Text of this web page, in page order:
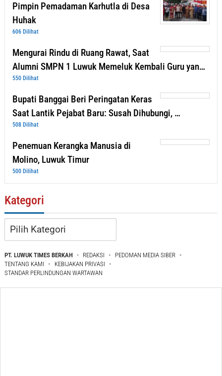
Pimpin Pemadaman Karhutla di Desa
Huhak
606 Dilihat
Mengurai Rindu di Ruang Rawat, Saat
Alumni SMPN 1 Luwuk Memeluk Kembali Guru yan…
550 Dilihat
Bupati Banggai Beri Peringatan Keras
Saat Lantik Pejabat Baru: Susah Dihubungi, …
508 Dilihat
Penemuan Kerangka Manusia di
Molino, Luwuk Timur
500 Dilihat
Kategori
Kategori
PT. LUWUK TIMES BERKAH REDAKSI
PEDOMAN MEDIA SIBER
TENTANG KAMI
KEBIJAKAN PRIVASI
STANDAR PERLINDUNGAN WARTAWAN